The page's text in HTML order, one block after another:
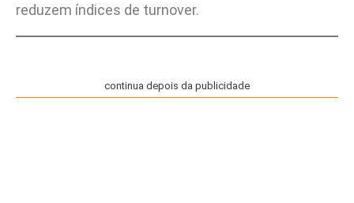
reduzem índices de turnover.
continua depois da publicidade